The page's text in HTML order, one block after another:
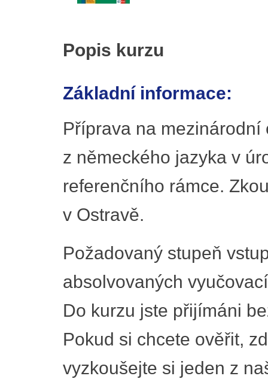
Popis kurzu
Základní informace:
Příprava na mezinárodní
z německého jazyka v
referenčního rámce.
v Ostravě.
Požadovaný stupeň
absolvovaných
Do kurzu jste přijímáni
Pokud si chcete ověřit,
vyzkoušejte si jeden z